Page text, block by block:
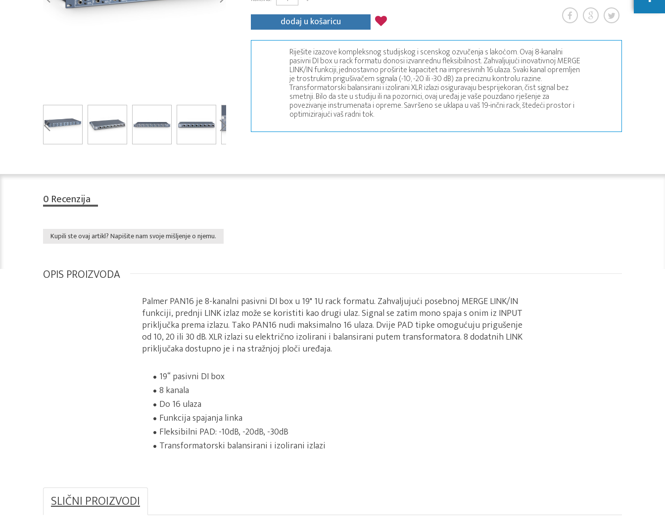
dodaj u košaricu
Riješite izazove kompleksnog studijskog i scenskog ozvučenja s lakoćom. Ovaj 8-kanalni
pasivni DI box u rack formatu donosi izvanrednu fleksibilnost. Zahvaljujući inovativnoj MERGE
LINK/IN funkciji, jednostavno proširite kapacitet na impresivnih 16 ulaza. Svaki kanal opremljen
je trostrukim prigušivačem signala (-10, -20 ili -30 dB) za preciznu kontrolu razine.
Transformatorski balansirani i izolirani XLR izlazi osiguravaju besprijekoran, čist signal bez
smetnji. Bilo da ste u studiju ili na pozornici, ovaj uređaj je vaše pouzdano rješenje za
povezivanje instrumenata i opreme. Savršeno se uklapa u vaš 19-inčni rack, štedeći prostor i
optimizirajući vaš radni tok.
0 Recenzija
Kupili ste ovaj artikl? Napišite nam svoje mišljenje o njemu.
OPIS PROIZVODA
Palmer PAN16 je 8-kanalni pasivni DI box u 19" 1U rack formatu. Zahvaljujući posebnoj MERGE LINK/IN
funkciji, prednji LINK izlaz može se koristiti kao drugi ulaz. Signal se zatim mono spaja s onim iz INPUT
priključka prema izlazu. Tako PAN16 nudi maksimalno 16 ulaza. Dvije PAD tipke omogućuju prigušenje
od 10, 20 ili 30 dB. XLR izlazi su električno izolirani i balansirani putem transformatora. 8 dodatnih LINK
priključaka dostupno je i na stražnjoj ploči uređaja.
19“ pasivni DI box
8 kanala
Do 16 ulaza
Funkcija spajanja linka
Fleksibilni PAD: -10dB, -20dB, -30dB
Transformatorski balansirani i izolirani izlazi
SLIČNI PROIZVODI